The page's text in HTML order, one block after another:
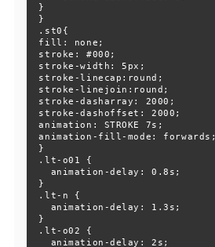
}
}
.st0{
fill: none;
stroke: #000;
stroke-width: 5px;
stroke-linecap:round;
stroke-linejoin:round;
stroke-dasharray: 2000;
stroke-dashoffset: 2000;
animation: STROKE 7s;
animation-fill-mode: forwards;
}
.lt-o01 {
}
.lt-n {
}
.lt-o02 {